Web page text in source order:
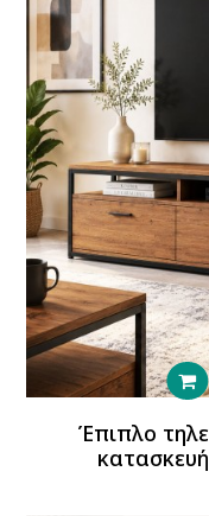
Έπιπλο